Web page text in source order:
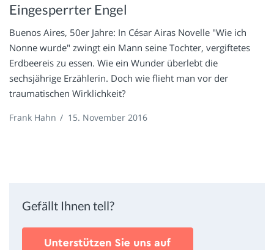
Eingesperrter Engel
Buenos Aires, 50er Jahre: In César Airas Novelle "Wie ich
Nonne wurde" zwingt ein Mann seine Tochter, vergiftetes
Erdbeereis zu essen. Wie ein Wunder überlebt die
sechsjährige Erzählerin. Doch wie flieht man vor der
traumatischen Wirklichkeit?
Frank Hahn / 15. November 2016
Gefällt Ihnen tell?